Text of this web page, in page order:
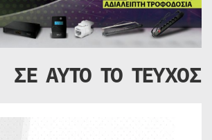
ΣΕ ΑΥΤΟ ΤΟ ΤΕΥΧΟΣ